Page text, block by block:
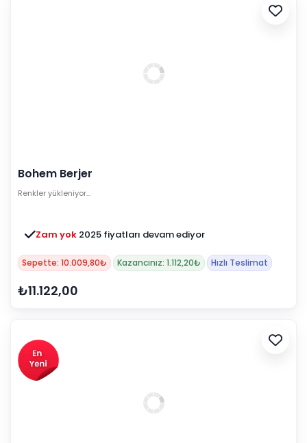
Bohem Berjer
Renkler yükleniyor…
Zam yok 2025 fiyatları devam ediyor
Sepette: 10.009,80₺ Kazancınız: 1.112,20₺ Hızlı Teslimat
₺11.122,00